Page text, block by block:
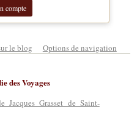
compte
le blog Options de navigation
des Voyages